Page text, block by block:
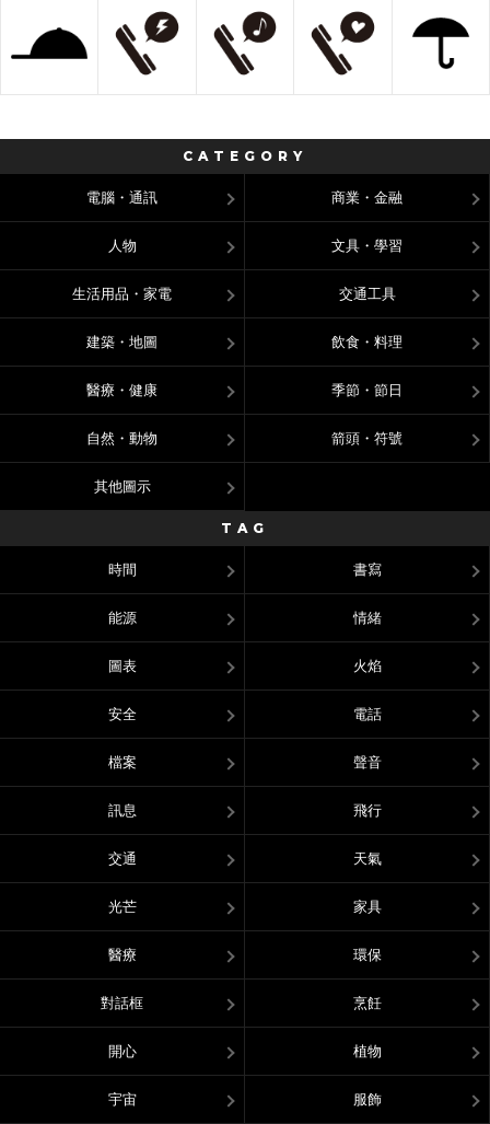
CATEGORY
電腦・通訊 商業・金融
人物 文具・學習
生活用品・家電 交通工具
建築・地圖 飲食・料理
醫療・健康 季節・節日
自然・動物 箭頭・符號
其他圖示
TAG
時間 書寫
能源 情緒
圖表 火焰
安全 電話
檔案 聲音
訊息 飛行
交通 天氣
光芒 家具
醫療 環保
對話框 烹飪
開心 植物
宇宙 服飾